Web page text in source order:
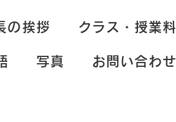
の挨拶 クラス・授業料
写真 お問い合わせ